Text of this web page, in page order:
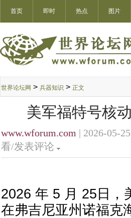
首页 即时 热点 图片
世界论坛网 > 兵器知识 > 正文
美军福特号核
www.wforum.com | 2026-05-
看/发表评论
2026 年 5 月 25日，
在弗吉尼亚州诺福克